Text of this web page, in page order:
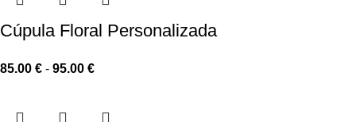
Cúpula Floral Personalizada
85.00 € - 95.00 €